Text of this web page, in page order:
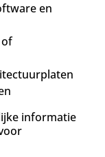
en
informatie